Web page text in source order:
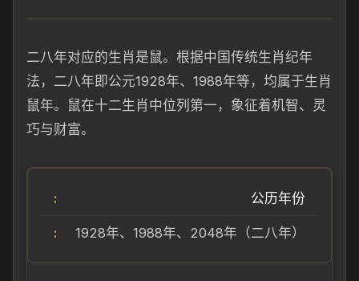
二八年对应的生肖是鼠。根据中国传统生肖纪年
法，二八年即公元1928年、1988年等，均属于生肖
鼠年。鼠在十二生肖中位列第一，象征着机智、灵
巧与财富。
公历年份
1928年、1988年、2048年（二八年）